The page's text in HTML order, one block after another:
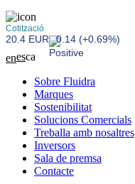
Cotització
20.4 EUR 0.14 (+0.69%)
enesca
Sobre Fluidra
Marques
Sostenibilitat
Solucions Comercials
Treballa amb nosaltres
Inversors
Sala de premsa
Contacte